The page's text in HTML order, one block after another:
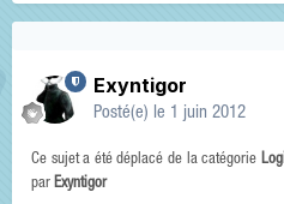
Exyntigor
Posté(e) le 1 juin 2012
Ce sujet a été déplacé de la catégorie
par Exyntigor